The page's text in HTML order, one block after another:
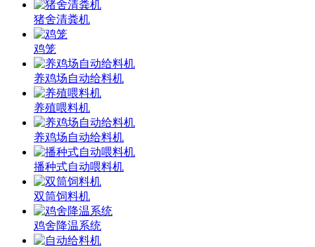
猪舍清粪机
鸡笼
养鸡场自动给料机
养殖喂料机
养鸡场自动给料机
播种式自动喂料机
双筒饲料机
鸡舍降温系统